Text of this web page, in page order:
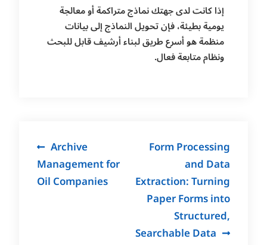
إذا كانت لدى جهتك نماذج متراكمة أو معالجة
يومية بطيئة، فإن تحويل النماذج إلى بيانات
منظمة هو أسرع طريق لبناء أرشيف قابل للبحث
ونظام متابعة فعال.
Post
navigation
Archive
Management for
Oil Companies
Form Processing
and Data
Extraction: Turning
Paper Forms into
Structured,
Searchable Data